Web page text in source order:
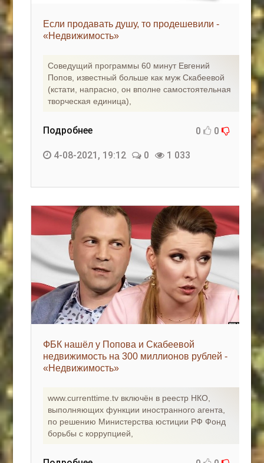
Если продавать душу, то продешевили -
«Недвижимость»
Соведущий программы 60 минут Евгений
Попов, известный больше как муж Скабеевой
(кстати, напрасно, он вполне самостоятельная
творческая единица),
Подробнее 0 0
4-08-2021, 19:12 0 1 033
ФБК нашёл у Попова и Скабеевой
недвижимость на 300 миллионов рублей -
«Недвижимость»
www.currenttime.tv включён в реестр НКО,
выполняющих функции иностранного агента,
по решению Министерства юстиции РФ Фонд
борьбы с коррупцией,